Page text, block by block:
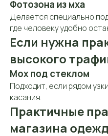
Фотозона из мха
Делается специально
где человеку удобно
Если нужна
высокого
Мох под стеклом
Подходит, если рядом
касания.
Практичные
магазина